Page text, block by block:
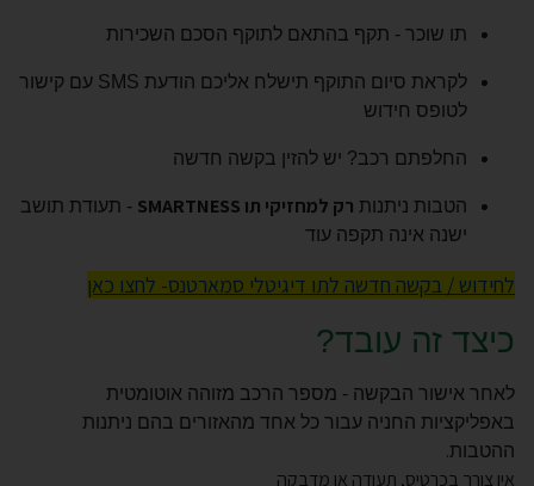
תו שוכר - תקף בהתאם לתוקף הסכם השכירות
לקראת סיום התוקף תישלח אליכם הודעת SMS עם קישור
לטופס חידוש
החלפתם רכב? יש להזין בקשה חדשה
הטבות ניתנות רק למחזיקי תו SMARTNESS
- תעודת תושב
ישנה אינה תקפה עוד
לחידוש / בקשה חדשה לתו דיגיטלי סמארטנס- לחצו כאן
כיצד זה עובד?
לאחר אישור הבקשה - מספר הרכב מזוהה אוטומטית
באפליקציות החניה עבור כל אחד מהאזורים בהם ניתנות
ההטבות.
אין צורך בכרטיס, תעודה או מדבקה